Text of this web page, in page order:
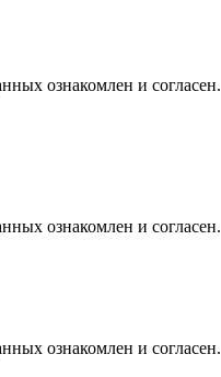
ознакомлен и согласен.
ознакомлен и согласен.
ознакомлен и согласен.